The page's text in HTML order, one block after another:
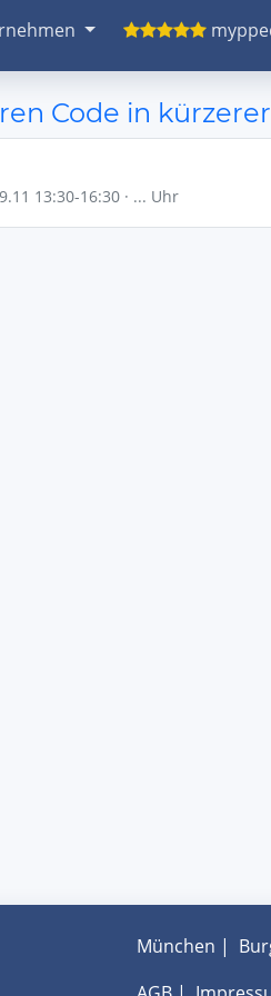
Code in
13:30-16:30 · ... Uhr
München |